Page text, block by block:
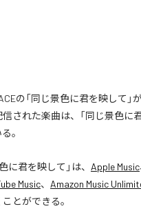
の「同じ景色に君を映して」
された楽曲は、「同じ景色に
。
に君を映して 」は、 Apple Music
Music、 Amazon Music
とができる。